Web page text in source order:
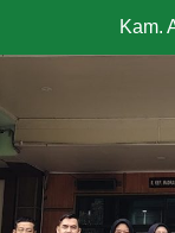
to
Kam.